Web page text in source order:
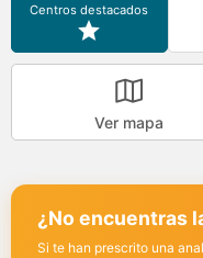
Centros destacados
Ver mapa
¿No encuentras
Si te han prescrito una